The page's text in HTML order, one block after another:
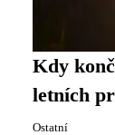
Kdy
letních
Ostatní